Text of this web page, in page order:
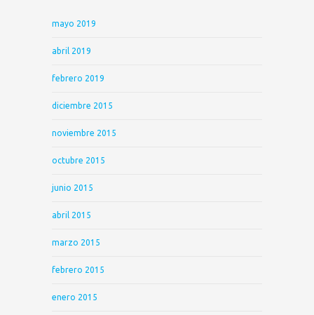
mayo 2019
abril 2019
febrero 2019
diciembre 2015
noviembre 2015
octubre 2015
junio 2015
abril 2015
marzo 2015
febrero 2015
enero 2015